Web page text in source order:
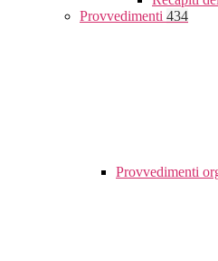
Provvedimenti 434
Provvedimenti